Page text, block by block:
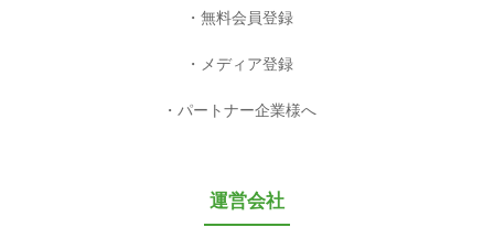
無料会員登録
メディア登録
パートナー企業様へ
運営会社